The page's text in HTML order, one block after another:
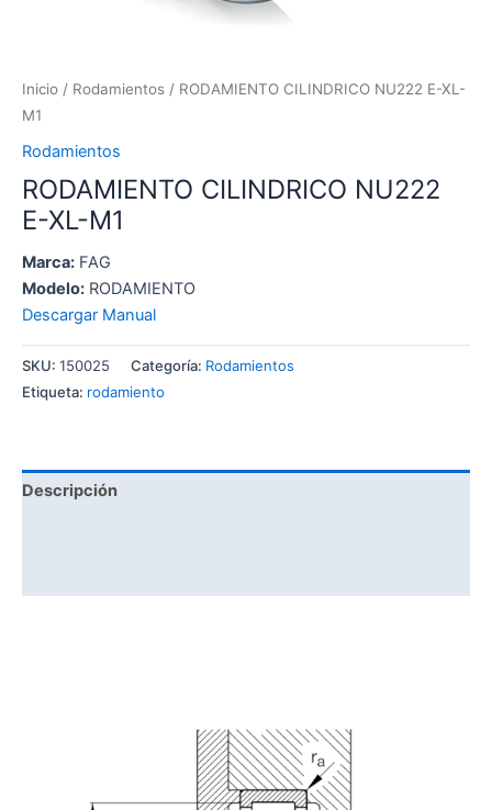
Inicio / Rodamientos / RODAMIENTO CILINDRICO NU222 E-XL-
M1
Rodamientos
RODAMIENTO CILINDRICO NU222
E-XL-M1
Marca: FAG
Modelo: RODAMIENTO
Descargar Manual
SKU: 150025 Categoría: Rodamientos
Etiqueta: rodamiento
Descripción